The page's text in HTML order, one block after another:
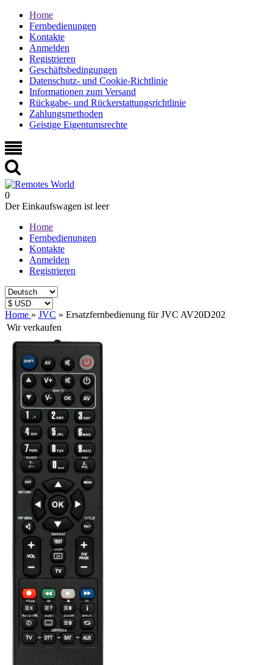
Home
Fernbedienungen
Kontakte
Anmelden
Registrieren
Geschäftsbedingungen
Datenschutz- und Cookie-Richtlinie
Informationen zum Versand
Rückgabe- und Rückerstattungsrichtlinie
Zahlungsmethoden
Geistige Eigentumsrechte
0
Der Einkaufswagen ist leer
Home
Fernbedienungen
Kontakte
Anmelden
Registrieren
Home » JVC » Ersatzfernbedienung für JVC AV20D202
Wir verkaufen